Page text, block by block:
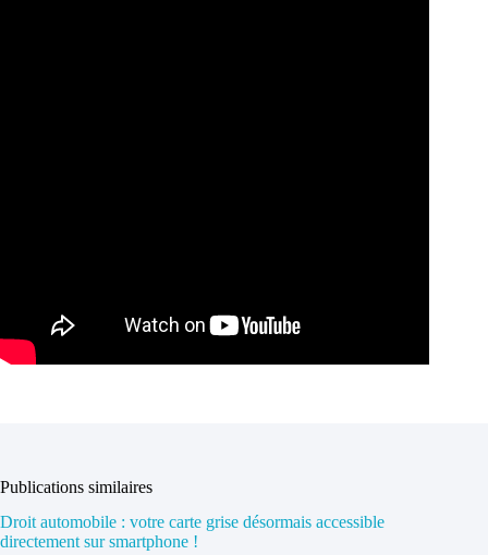
Publications similaires
Droit automobile : votre carte grise désormais accessible
directement sur smartphone !